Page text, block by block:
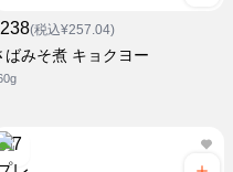
(税込¥257.04)
ばみそ煮 キョクヨー